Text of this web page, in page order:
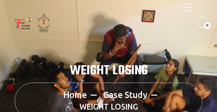
0
WEIGHT LOSING
Home Case Study
WEIGHT LOSING